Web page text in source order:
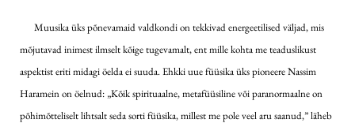
Muusika üks põnevamaid valdkondi on tekkivad energeetilised väljad, mis
mõjutavad inimest ilmselt kõige tugevamalt, ent mille kohta me teaduslikust
aspektist eriti midagi öelda ei suuda. Ehkki uue füüsika üks pioneere Nassim
Haramein on öelnud: „Kõik spirituaalne, metafüüsiline või paranormaalne on
põhimõtteliselt lihtsalt seda sorti füüsika, millest me pole veel aru saanud,” läheb